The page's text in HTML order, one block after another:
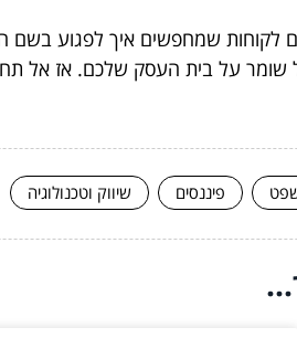
לקוחות שמחפשים איך לפגוע
שומר על בית העסק שלכם. אז אל
פיננסים שיווק וטכנולוגיה